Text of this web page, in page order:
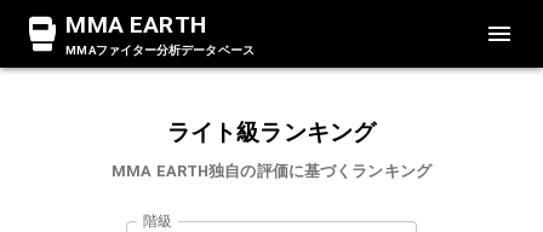
MMA EARTH
MMAファイター分析データベース
ライト級ランキング
MMA EARTH独自の評価に基づくランキング
階級